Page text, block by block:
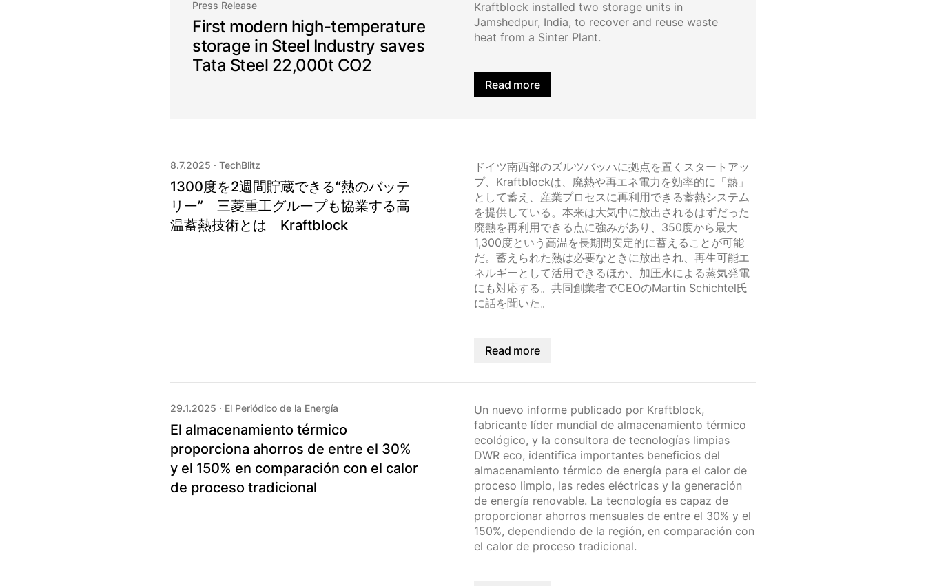
Press Release
First modern high-temperature
storage in Steel Industry saves
Tata Steel 22,000t CO2
Kraftblock installed two storage units in
Jamshedpur, India, to recover and reuse waste
heat from a Sinter Plant.
Read more
8.7.2025 · TechBlitz
1300度を2週間貯蔵できる“熱のバッテ
リー” 三菱重工グループも協業する高
温蓄熱技術とは Kraftblock
ドイツ南西部のズルツバッハに拠点を置くスタートアッ
プ、Kraftblockは、廃熱や再エネ電力を効率的に「熱」
として蓄え、産業プロセスに再利用できる蓄熱システム
を提供している。本来は大気中に放出されるはずだった
廃熱を再利用できる点に強みがあり、350度から最大
1,300度という高温を長期間安定的に蓄えることが可能
だ。蓄えられた熱は必要なときに放出され、再生可能エ
ネルギーとして活用できるほか、加圧水による蒸気発電
にも対応する。共同創業者でCEOのMartin Schichtel氏
に話を聞いた。
Read more
29.1.2025 · El Periódico de la Energía
El almacenamiento térmico
proporciona ahorros de entre el 30%
y el 150% en comparación con el calor
de proceso tradicional
Un nuevo informe publicado por Kraftblock,
fabricante líder mundial de almacenamiento térmico
ecológico, y la consultora de tecnologías limpias
DWR eco, identifica importantes beneficios del
almacenamiento térmico de energía para el calor de
proceso limpio, las redes eléctricas y la generación
de energía renovable. La tecnología es capaz de
proporcionar ahorros mensuales de entre el 30% y el
150%, dependiendo de la región, en comparación con
el calor de proceso tradicional.